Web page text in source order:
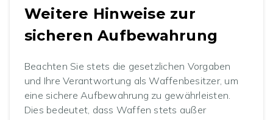
Weitere Hinweise zur
sicheren Aufbewahrung
Beachten Sie stets die gesetzlichen Vorgaben
und Ihre Verantwortung als Waffenbesitzer, um
eine sichere Aufbewahrung zu gewährleisten.
Dies bedeutet, dass Waffen stets außer